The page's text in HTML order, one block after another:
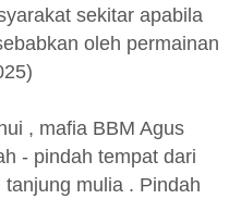
sekitar apabila
oleh permainan
, mafia BBM Agus
- pindah tempat dari
mulia . Pindah